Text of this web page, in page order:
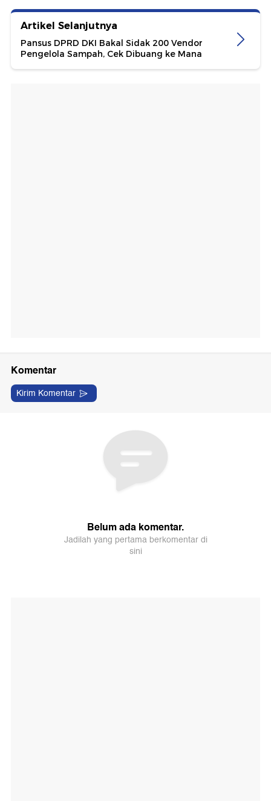
Artikel Selanjutnya
Pansus DPRD DKI Bakal Sidak 200 Vendor
Pengelola Sampah, Cek Dibuang ke Mana